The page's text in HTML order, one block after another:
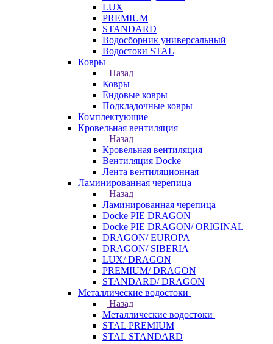
LUX
PREMIUM
STANDARD
Водосборник универсальный
Водостоки STAL
Ковры
Назад
Ковры
Ендовые ковры
Подкладочные ковры
Комплектующие
Кровельная вентиляция
Назад
Кровельная вентиляция
Вентиляция Docke
Лента вентиляционная
Ламинированная черепица
Назад
Ламинированная черепица
Docke PIE DRAGON
Docke PIE DRAGON/ ORIGINAL
DRAGON/ EUROPA
DRAGON/ SIBERIA
LUX/ DRAGON
PREMIUM/ DRAGON
STANDARD/ DRAGON
Металлические водостоки
Назад
Металлические водостоки
STAL PREMIUM
STAL STANDARD